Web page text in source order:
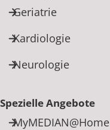
Geriatrie
Kardiologie
Neurologie
Spezielle Angebote
MyMEDIAN@Home